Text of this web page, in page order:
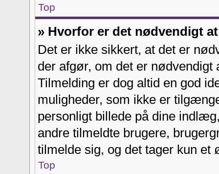
Top
» Hvorfor er det nødvendigt
Det er ikke sikkert, at det er
der afgør, om det er
Tilmelding er dog altid en god
muligheder, som ikke er
personligt billede på dine
andre tilmeldte brugere,
tilmelde sig, og det tager kun et
Top